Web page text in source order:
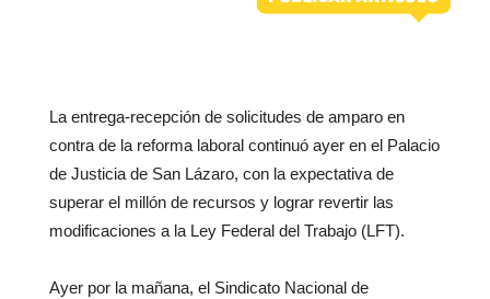
La entrega-recepción de solicitudes de amparo en
contra de la reforma laboral continuó ayer en el Palacio
de Justicia de San Lázaro, con la expectativa de
superar el millón de recursos y lograr revertir las
modificaciones a la Ley Federal del Trabajo (LFT).
Ayer por la mañana, el Sindicato Nacional de